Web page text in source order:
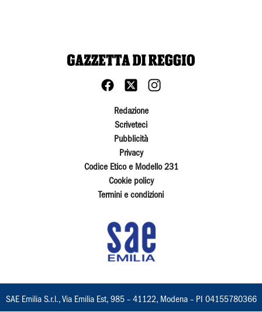
Redazione
Scriveteci
Pubblicità
Privacy
Codice Etico e Modello 231
Cookie policy
Termini e condizioni
SAE Emilia S.r.l., Via Emilia Est, 985 – 41122, Modena – PI 04155780366